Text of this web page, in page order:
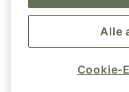
Alle
Cookie-